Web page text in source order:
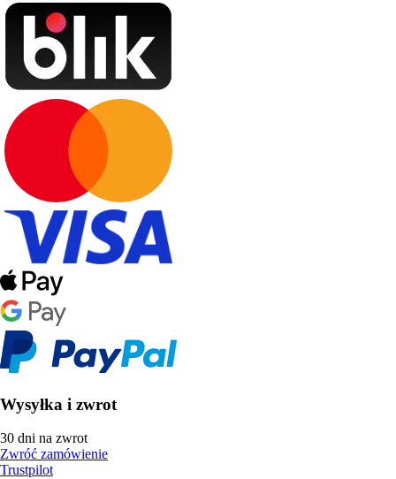
Wysyłka i zwrot
30 dni na zwrot
Zwróć zamówienie
Trustpilot